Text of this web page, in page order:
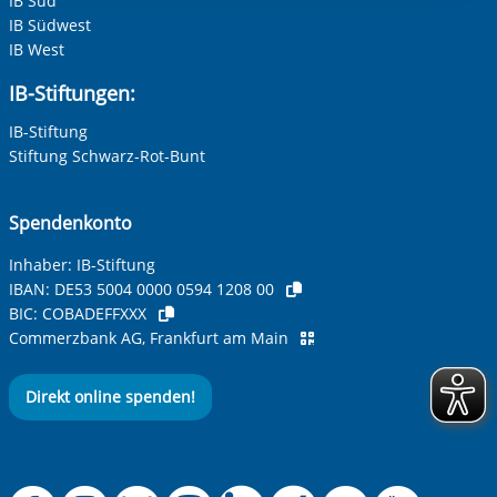
IB Südwest
IB West
IB-Stiftungen:
IB-Stiftung
Stiftung Schwarz-Rot-Bunt
Spendenkonto
Inhaber: IB-Stiftung
IBAN: DE53 5004 0000 0594 1208 00
BIC: COBADEFFXXX
Commerzbank AG, Frankfurt am Main
Direkt online spenden!